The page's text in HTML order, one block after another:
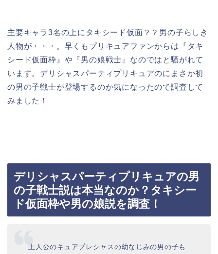
主要キャラ3名の上にタキシード仮面？？男の子らしき
人物が・・・。早くもプリキュアファンからは『タキ
シード仮面枠』や『男の娘戦士』なのではと騒がれて
います。デリシャスパーティプリキュアのにまさか初
の男の子戦士が登場するのか気になったので調査して
みました！
デリシャスパーティプリキュアの男
の子戦士説は本当なのか？タキシー
ド仮面枠や男の娘説を調査！
主人公のキュアプレシャスの幼なじみの男の子も